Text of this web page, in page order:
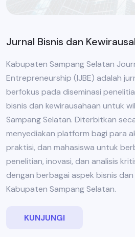
Jurnal Bisnis dan
Kabupaten Sampang Selatan
Entrepreneurship (IJBE) adalah
berfokus pada diseminasi
bisnis dan kewirausahaan untuk
Sampang Selatan. Diterbitkan
menyediakan platform bagi para
praktisi, dan mahasiswa untuk
penelitian, inovasi, dan analisis
dengan berbagai aspek bisnis
Kabupaten Sampang Selatan.
KUNJUNGI